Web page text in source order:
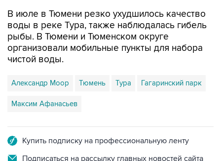
В июле в Тюмени резко ухудшилось качество
воды в реке Тура, также наблюдалась гибель
рыбы. В Тюмени и Тюменском округе
организовали мобильные пункты для набора
чистой воды.
Александр Моор Тюмень Тура Гагаринский парк
Максим Афанасьев
Купить подписку на профессиональную ленту
Подписаться на рассылку главных новостей сайта